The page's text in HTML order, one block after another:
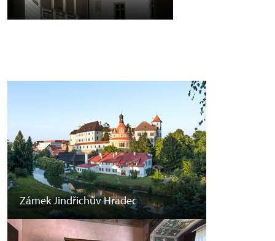
Zámek Jindřichův Hradec